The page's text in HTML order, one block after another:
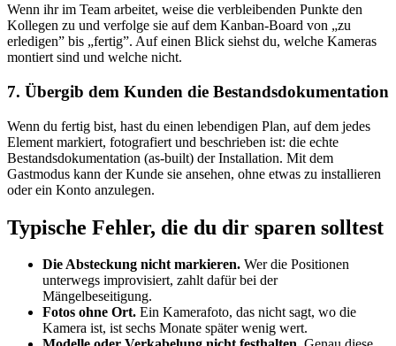
Wenn ihr im Team arbeitet, weise die verbleibenden Punkte den
Kollegen zu und verfolge sie auf dem Kanban-Board von „zu
erledigen” bis „fertig”. Auf einen Blick siehst du, welche Kameras
montiert sind und welche nicht.
7. Übergib dem Kunden die Bestandsdokumentation
Wenn du fertig bist, hast du einen lebendigen Plan, auf dem jedes
Element markiert, fotografiert und beschrieben ist: die echte
Bestandsdokumentation (as-built) der Installation. Mit dem
Gastmodus kann der Kunde sie ansehen, ohne etwas zu installieren
oder ein Konto anzulegen.
Typische Fehler, die du dir sparen solltest
Die Absteckung nicht markieren. Wer die Positionen
unterwegs improvisiert, zahlt dafür bei der
Mängelbeseitigung.
Fotos ohne Ort. Ein Kamerafoto, das nicht sagt, wo die
Kamera ist, ist sechs Monate später wenig wert.